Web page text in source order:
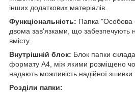
інших додаткових матеріалів.
Функціональність: Папка "Особова
двома зав'язками, що забезпечують
вмісту.
Внутрішній блок: Блок папки
формату А4, між якими розміщено
надають можливість надійної зшивки
Розділи папки: